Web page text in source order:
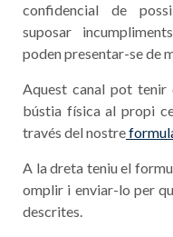
confidencial de
suposar
poden presentar-se de
Aquest canal pot
bústia física al propi
través del nostre
A la dreta teniu el
omplir i enviar-lo per
descrites.